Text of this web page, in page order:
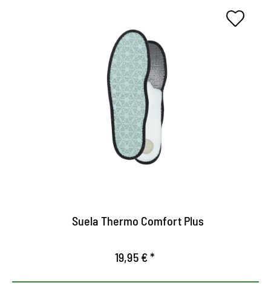
Máxima protección contra el
frío
Mantiene el frío fuera y los pies cómodos y
Banda de rodadura de vellón puro para un calor
Suela Thermo Comfort Plus
19,95 € *